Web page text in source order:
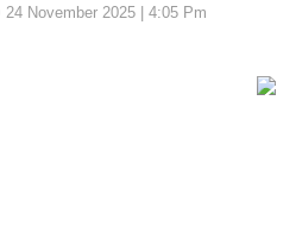
24 November 2025 | 4:05 Pm